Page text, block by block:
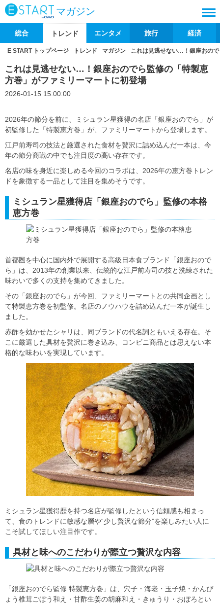
マガジン
総合 トレンド エンタメ 旅行 経済
E START トップページ トレンド マガジン これは見逃せない…！銀座おの
これは見逃せない…！銀座おのでら監修の「特製恵
方巻」がファミリーマートに初登場
2026-01-15 15:00:00
2026年の節分を前に、ミシュラン星獲得の名店「銀座おのでら」が
初監修した「特製恵方巻」が、ファミリーマートから登場します。
江戸前寿司の技法と厳選された食材を贅沢に詰め込んだ一本は、今
年の節分商戦の中でも注目度の高い存在です。
名店の味を身近に楽しめる今回のコラボは、2026年の恵方巻トレン
ドを象徴する一品として注目を集めそうです。
ミシュラン星獲得店「銀座おのでら」監修の本格
恵方巻
首都圏を中心に国内外で展開する高級日本食ブランド「銀座おので
ら」は、2013年の創業以来、伝統的な江戸前寿司の技と洗練された
味わいで多くの支持を集めてきました。
その「銀座おのでら」が今回、ファミリーマートとの共同企画とし
て特製恵方巻を初監修。名店のノウハウを詰め込んだ一本が誕生し
ました。
赤酢を効かせたシャリは、同ブランドの代名詞ともいえる存在。そ
こに厳選した具材を贅沢に巻き込み、コンビニ商品とは思えない本
格的な味わいを実現しています。
ミシュラン星獲得歴を持つ名店が監修したという信頼感も相まっ
て、食のトレンドに敏感な層や“少し贅沢な節分”を楽しみたい人に
こそ試してほしい注目作です。
具材と味へのこだわりが際立つ贅沢な内容
「銀座おのでら監修 特製恵方巻」は、穴子・海老・玉子焼・かんぴ
ょう椎茸ごぼう和え・甘酢生姜の胡麻和え・きゅうり・おぼろとい